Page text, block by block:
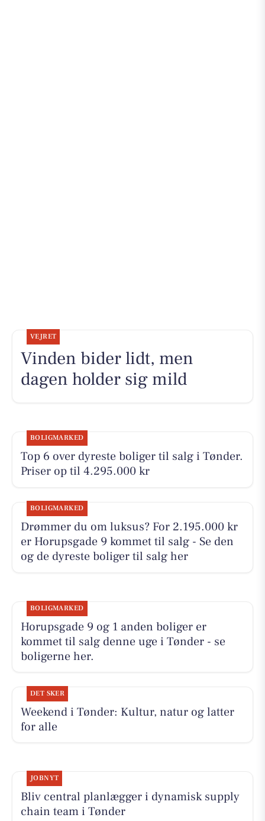
VEJRET
Vinden bider lidt, men
dagen holder sig mild
BOLIGMARKED
Top 6 over dyreste boliger til salg i Tønder.
Priser op til 4.295.000 kr
BOLIGMARKED
Drømmer du om luksus? For 2.195.000 kr
er Horupsgade 9 kommet til salg - Se den
og de dyreste boliger til salg her
BOLIGMARKED
Horupsgade 9 og 1 anden boliger er
kommet til salg denne uge i Tønder - se
boligerne her.
DET SKER
Weekend i Tønder: Kultur, natur og latter
for alle
JOBNYT
Bliv central planlægger i dynamisk supply
chain team i Tønder